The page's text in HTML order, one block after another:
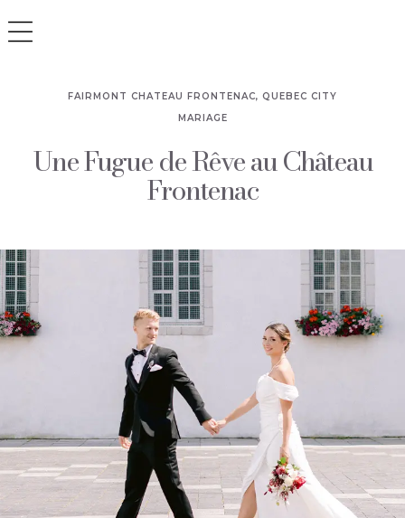
FAIRMONT CHATEAU FRONTENAC, QUEBEC CITY
MARIAGE
Une Fugue de Rêve au Château
Frontenac